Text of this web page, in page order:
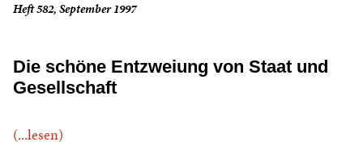
Heft 582, September 1997
Die schöne Entzweiung von Staat und
Gesellschaft
(...lesen)